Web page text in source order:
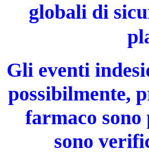
globali di
Gli eventi
possibilmente,
farmaco sono
sono